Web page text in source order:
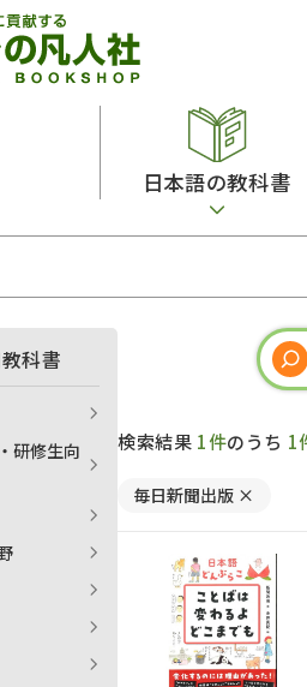
日本語の教科書
留学生向け専門分野
読解
練習問題
各種試験対策
日本語学習関連副読本
カード・ゲーム・絵教材
韓国語辞典
ドイツ語辞典
各国語辞典
語学・文法辞典
音声・音韻
文法
試験対策
多言語社会・言語政策
定期刊行物
検索結果 1件のうち 1
毎日新聞出版 ×
科書
研修生向